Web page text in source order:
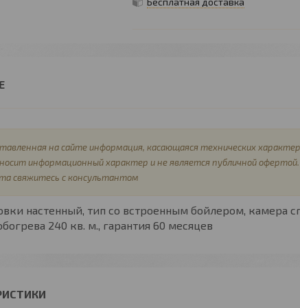
на сайте информация, касающаяся технических
информационный характер и не является публичной
свяжитесь с консультантом
настенный, тип со встроенным бойлером, камера
240 кв. м., гарантия 60 месяцев